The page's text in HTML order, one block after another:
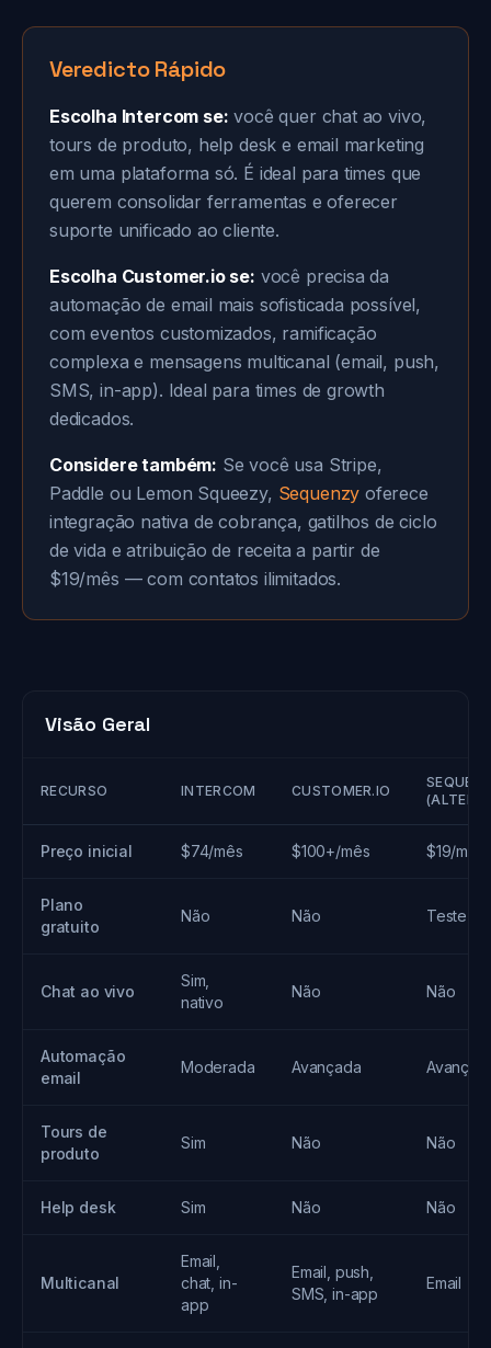
Veredicto Rápido
Escolha Intercom se: você quer chat ao vivo,
tours de produto, help desk e email marketing
em uma plataforma só. É ideal para times que
querem consolidar ferramentas e oferecer
suporte unificado ao cliente.
Escolha Customer.io se: você precisa da
automação de email mais sofisticada possível,
com eventos customizados, ramificação
complexa e mensagens multicanal (email, push,
SMS, in-app). Ideal para times de growth
dedicados.
Considere também: Se você usa Stripe,
Paddle ou Lemon Squeezy, Sequenzy oferece
integração nativa de cobrança, gatilhos de ciclo
de vida e atribuição de receita a partir de
$19/mês — com contatos ilimitados.
Visão Geral
RECURSO INTERCOM CUSTOMER.IO
Preço inicial $74/mês $100+/mês $19/mês
Plano
gratuito
Não Não Teste
Chat ao vivo
Sim,
nativo
Não Não
Automação
email
Moderada Avançada
Tours de
produto
Sim Não Não
Help desk Sim Não Não
Multicanal
Email,
chat, in-
app
Email, push,
SMS, in-app
Email